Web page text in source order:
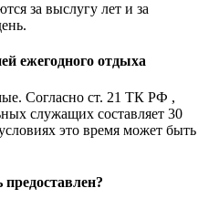
за выслугу лет и за
ежегодного отдыха
Согласно ст. 21 ТК РФ ,
служащих составляет 30
это время может быть